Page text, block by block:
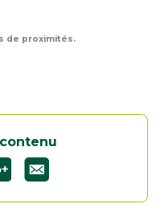
de proximités.